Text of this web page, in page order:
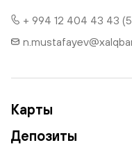
+ 994 12 404 43 43
Карты
Депозиты